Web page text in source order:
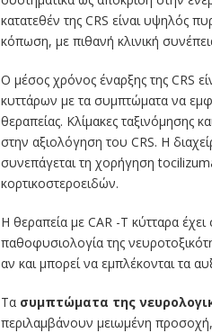
κατατεθέν της CRS είναι υψηλός
κόπωση, με πιθανή κλινική
Ο μέσος χρόνος έναρξης της CRS
κυττάρων με τα συμπτώματα να
θεραπείας. Κλίμακες ταξινόμησης
στην αξιολόγηση του CRS. Η
συνεπάγεται τη χορήγηση
κορτικοστεροειδών.
Η θεραπεία με CAR -Τ κύτταρα έχει
παθοφυσιολογία της
αν και μπορεί να εμπλέκονται τα
Τα συμπτώματα της
περιλαμβάνουν μειωμένη